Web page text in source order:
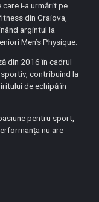
i-a urmărit pe
din Craiova,
argintul la
Men’s Physique.
din 2016 în cadrul
contribuind la
de echipă în
pentru sport,
nu are